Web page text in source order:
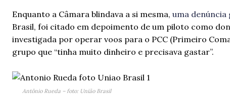
Enquanto a Câmara blindava a si mesma, uma denúncia
Brasil, foi citado em depoimento de um piloto como
investigada por operar voos para o PCC (Primeiro
grupo que “tinha muito dinheiro e precisava gastar”.
Antônio Rueda – foto: União Brasil